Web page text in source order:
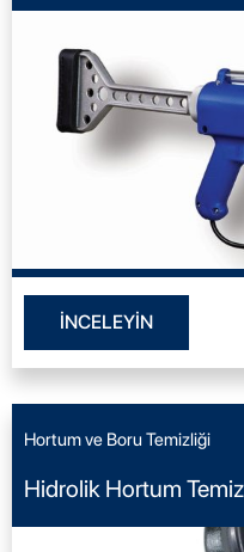
İNCELEYİN
Hortum ve Boru Temizliği
Hidrolik Hortum